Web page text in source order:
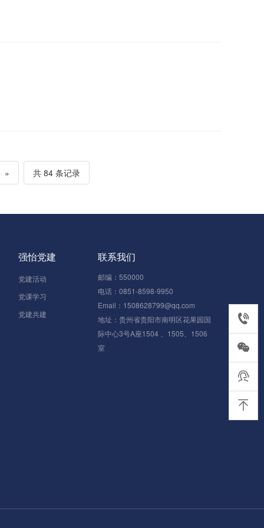
» 共 84 条记录
0851-
在线客服
返回顶部
强怡党建
党建活动
党课学习
党建共建
联系我们
邮编：550000
电话：0851-8598-9950
Email：1508628799@qq.com
地址：贵州省贵阳市南明区花果园国
际中心3号A座1504 、1505、1506
室